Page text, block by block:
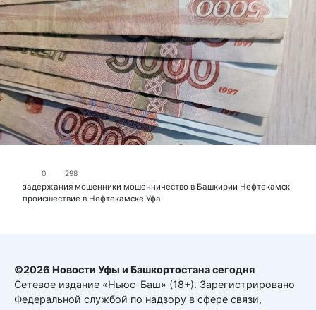
0 298
задержания мошенники мошенничество в Башкирии Нефтекамск
происшествие в Нефтекамске Уфа
©2026 Новости Уфы и Башкортостана сегодня
Сетевое издание «Ньюс-Баш» (18+). Зарегистрировано
Федеральной службой по надзору в сфере связи,